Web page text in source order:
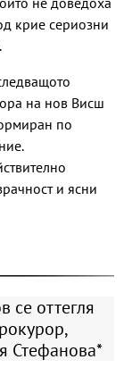
крие сериозни
на нов Висш
по
и ясни
се оттегля
Стефанова*